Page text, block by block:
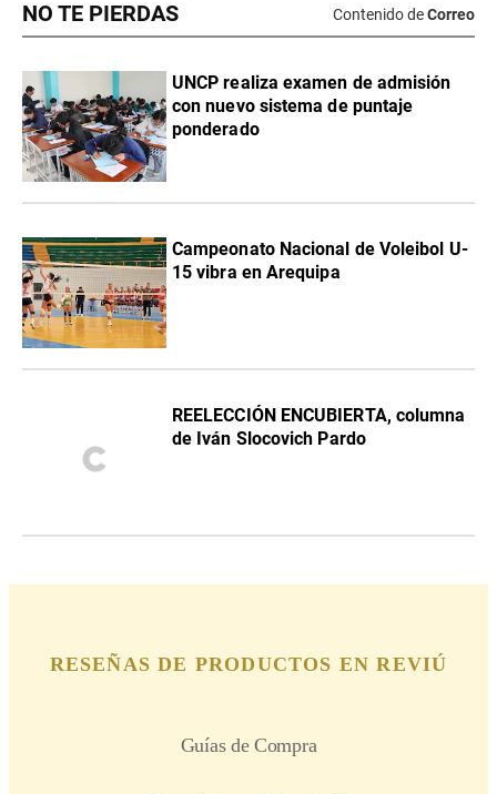
NO TE PIERDAS Contenido deCorreo
UNCP realiza examen de admisión
con nuevo sistema de puntaje
ponderado
Campeonato Nacional de Voleibol U-
15 vibra en Arequipa
REELECCIÓN ENCUBIERTA, columna
de Iván Slocovich Pardo